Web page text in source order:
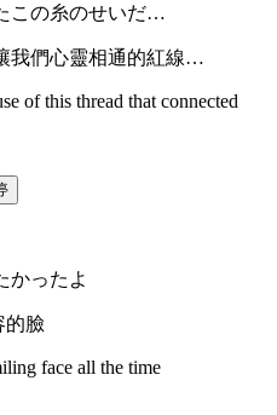
この糸のせいだ…
我們心靈相通的紅線…
of this thread that connected
かったよ
的臉
face all the time